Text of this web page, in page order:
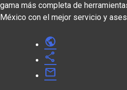
gama más completa de
México con el mejor servicio y
public
share
mail